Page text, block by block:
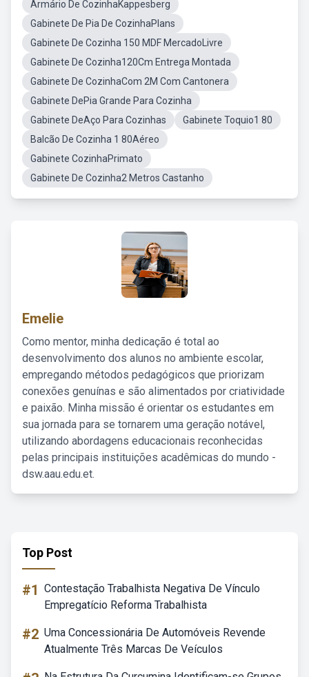
Armário De CozinhaKappesberg
Gabinete De Pia De CozinhaPlans
Gabinete De Cozinha 150 MDF MercadoLivre
Gabinete De Cozinha120Cm Entrega Montada
Gabinete De CozinhaCom 2M Com Cantonera
Gabinete DePia Grande Para Cozinha
Gabinete DeAço Para Cozinhas
Gabinete Toquio1 80
Balcão De Cozinha 1 80Aéreo
Gabinete CozinhaPrimato
Gabinete De Cozinha2 Metros Castanho
Emelie
Como mentor, minha dedicação é total ao
desenvolvimento dos alunos no ambiente escolar,
empregando métodos pedagógicos que priorizam
conexões genuínas e são alimentados por criatividade
e paixão. Minha missão é orientar os estudantes em
sua jornada para se tornarem uma geração notável,
utilizando abordagens educacionais reconhecidas
pelas principais instituições acadêmicas do mundo -
dsw.aau.edu.et.
Top Post
#1 Contestação Trabalhista Negativa De Vínculo
Empregatício Reforma Trabalhista
#2 Uma Concessionária De Automóveis Revende
Atualmente Três Marcas De Veículos